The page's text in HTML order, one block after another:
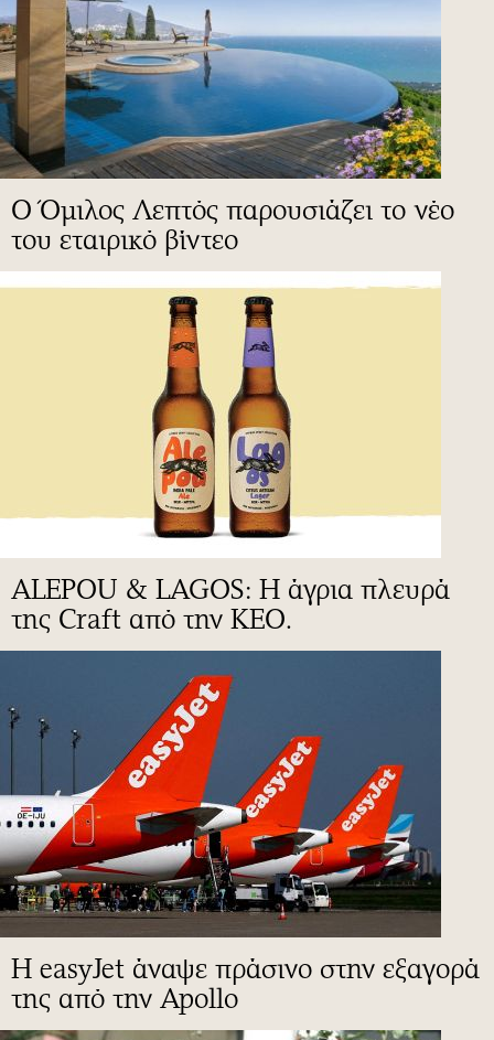
Ο Όμιλος Λεπτός παρουσιάζει το νέο
του εταιρικό βίντεο
ALEPOU & LAGOS: Η άγρια πλευρά
της Craft από την ΚΕΟ.
Η easyJet άναψε πράσινο στην εξαγορά
της από την Apollo